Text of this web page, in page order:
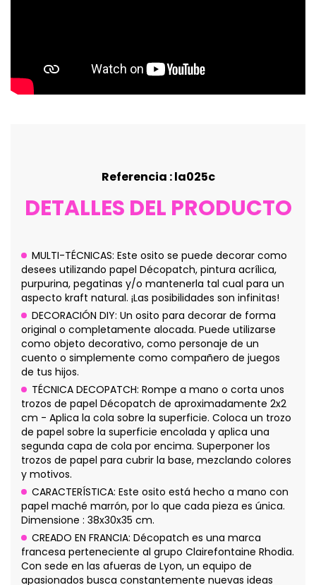
Referencia : la025c
DETALLES DEL PRODUCTO
MULTI-TÉCNICAS: Este osito se puede decorar como
desees utilizando papel Décopatch, pintura acrílica,
purpurina, pegatinas y/o mantenerla tal cual para un
aspecto kraft natural. ¡Las posibilidades son infinitas!
DECORACIÓN DIY: Un osito para decorar de forma
original o completamente alocada. Puede utilizarse
como objeto decorativo, como personaje de un
cuento o simplemente como compañero de juegos
de tus hijos.
TÉCNICA DECOPATCH: Rompe a mano o corta unos
trozos de papel Décopatch de aproximadamente 2x2
cm - Aplica la cola sobre la superficie. Coloca un trozo
de papel sobre la superficie encolada y aplica una
segunda capa de cola por encima. Superponer los
trozos de papel para cubrir la base, mezclando colores
y motivos.
CARACTERÍSTICA: Este osito está hecho a mano con
papel maché marrón, por lo que cada pieza es única.
Dimensione : 38x30x35 cm.
CREADO EN FRANCIA: Décopatch es una marca
francesa perteneciente al grupo Clairefontaine Rhodia.
Con sede en las afueras de Lyon, un equipo de
apasionados busca constantemente nuevas ideas